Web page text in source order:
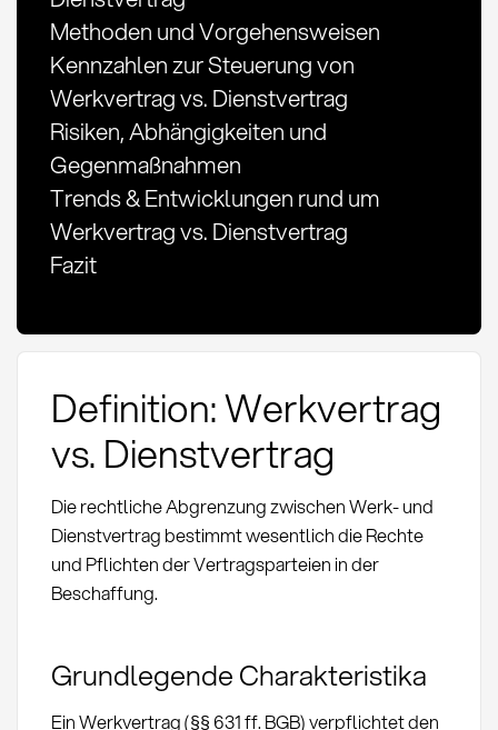
Methoden und Vorgehensweisen
Kennzahlen zur Steuerung von
Werkvertrag vs. Dienstvertrag
Risiken, Abhängigkeiten und
Gegenmaßnahmen
Trends & Entwicklungen rund um
Werkvertrag vs. Dienstvertrag
Fazit
Definition: Werkvertrag
vs. Dienstvertrag
Die rechtliche Abgrenzung zwischen Werk- und
Dienstvertrag bestimmt wesentlich die Rechte
und Pflichten der Vertragsparteien in der
Beschaffung.
Grundlegende Charakteristika
Ein Werkvertrag (§§ 631 ff. BGB) verpflichtet den